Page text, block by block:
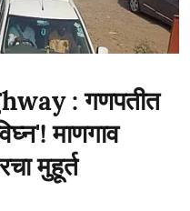
: गणपतीत
माणगाव
मुहूर्त